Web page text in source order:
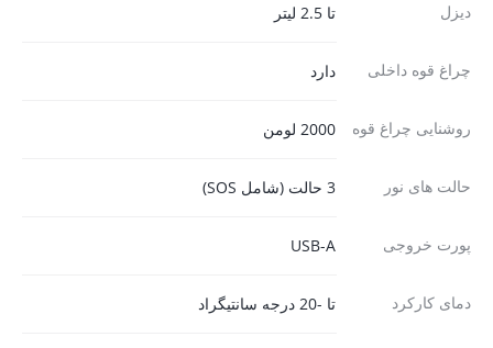
دیزل تا 2.5 لیتر
چراغ قوه داخلی دارد
روشنایی چراغ قوه 2000 لومن
حالت های نور 3 حالت (شامل SOS)
پورت خروجی
دمای کارکرد تا -20 درجه سانتیگراد